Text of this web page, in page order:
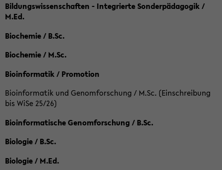
Bildungswissenschaften - Integrierte Sonderpädagogik /
M.Ed.
Biochemie / B.Sc.
Biochemie / M.Sc.
Bioinformatik / Promotion
Bioinformatik und Genomforschung / M.Sc. (Einschreibung
bis WiSe 25/26)
Bioinformatische Genomforschung / B.Sc.
Biologie / B.Sc.
Biologie / M.Ed.